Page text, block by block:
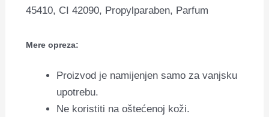
45410, CI 42090, Propylparaben, Parfum
Mere opreza:
Proizvod je namijenjen samo za vanjsku
upotrebu.
Ne koristiti na oštećenoj koži.